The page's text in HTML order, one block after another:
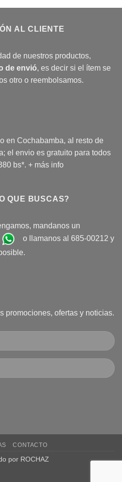
AL CLIENTE
de nuestros productos,
de envió, es decir si el ítem se
otro o reembolsamos.
en Cochabamba, al resto de
el envio es gratuito para todos
bs*. + más info
QUE BUSCAS?
mandanos un
o llamanos al 685-00212 y
promociones, ofertas y noticias.
CONTACTO
por ROCHAZ